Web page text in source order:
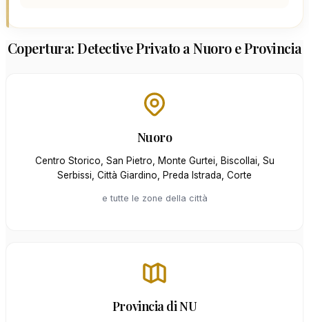
Copertura: Detective Privato a Nuoro e Provincia
Nuoro
Centro Storico, San Pietro, Monte Gurtei, Biscollai, Su
Serbissi, Città Giardino, Preda Istrada, Corte
e tutte le zone della città
Provincia di NU